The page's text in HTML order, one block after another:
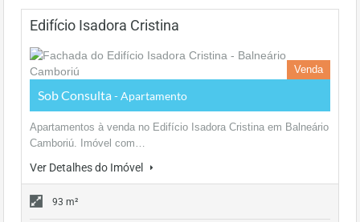
Edifício Isadora Cristina
Venda
Sob Consulta - Apartamento
Apartamentos à venda no Edifício Isadora Cristina em Balneário
Camboriú. Imóvel com…
Ver Detalhes do Imóvel
93 m²